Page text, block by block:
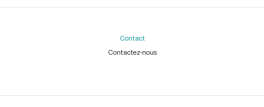
Contact
Contactez-nous
Légal